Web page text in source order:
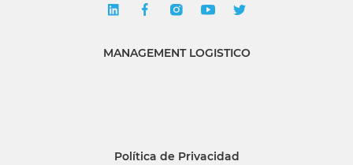
MANAGEMENT LOGISTICO
Política de Privacidad